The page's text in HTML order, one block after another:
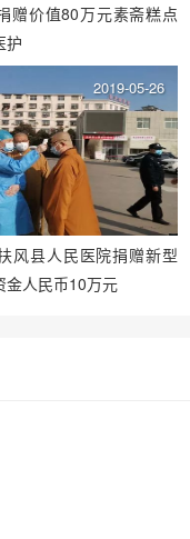
赠价值80万元素斋糕点
护
风县人民医院捐赠新型
金人民币10万元
2019-05-26